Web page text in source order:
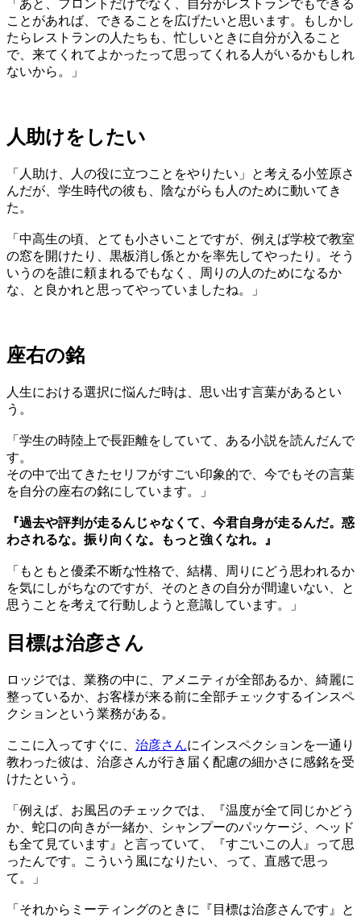
「あと、フロントだけでなく、自分がレストランでもできる
ことがあれば、できることを広げたいと思います。もしかし
たらレストランの人たちも、忙しいときに自分が入ること
で、来てくれてよかったって思ってくれる人がいるかもしれ
ないから。」
人助けをしたい
「人助け、人の役に立つことをやりたい」と考える小笠原さ
んだが、学生時代の彼も、陰ながらも人のために動いてき
た。
「中高生の頃、とても小さいことですが、例えば学校で教室
の窓を開けたり、黒板消し係とかを率先してやったり。そう
いうのを誰に頼まれるでもなく、周りの人のためになるか
な、と良かれと思ってやっていましたね。」
座右の銘
人生における選択に悩んだ時は、思い出す言葉があるとい
う。
「学生の時陸上で長距離をしていて、ある小説を読んだんで
す。
その中で出てきたセリフがすごい印象的で、今でもその言葉
を自分の座右の銘にしています。」
『過去や評判が走るんじゃなくて、今君自身が走るんだ。惑
わされるな。振り向くな。もっと強くなれ。』
「もともと優柔不断な性格で、結構、周りにどう思われるか
を気にしがちなのですが、そのときの自分が間違いない、と
思うことを考えて行動しようと意識しています。」
目標は治彦さん
ロッジでは、業務の中に、アメニティが全部あるか、綺麗に
整っているか、お客様が来る前に全部チェックするインスペ
クションという業務がある。
ここに入ってすぐに、 治彦さんにインスペクションを一通り
教わった彼は、治彦さんが行き届く配慮の細かさに感銘を受
けたという。
「例えば、お風呂のチェックでは、『温度が全て同じかどう
か、蛇口の向きが一緒か、シャンプーのパッケージ、ヘッド
も全て見ています』と言っていて、『すごいこの人』って思
ったんです。こういう風になりたい、って、直感で思っ
て。」
「それからミーティングのときに『目標は治彦さんです』と